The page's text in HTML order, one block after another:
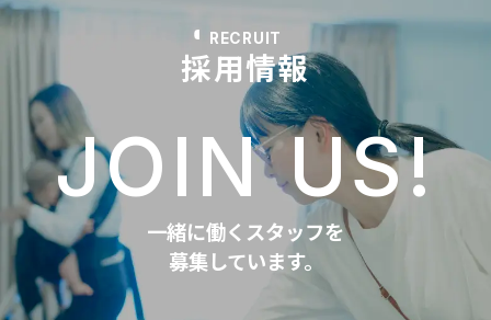
採用情報
RECRUIT
JOIN US!
一緒に働くスタッフを
募集しています。